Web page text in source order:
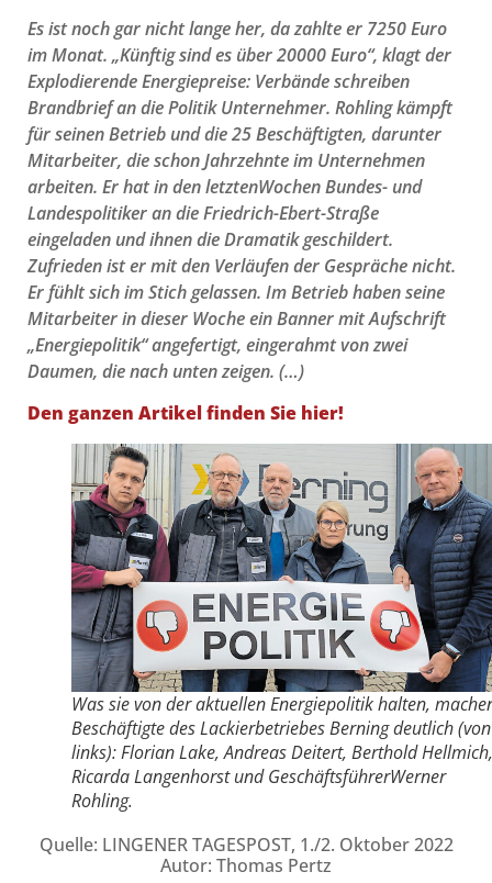
Es ist noch gar nicht lange her, da zahlte er 7250 Euro
im Monat. „Künftig sind es über 20000 Euro“, klagt der
Explodierende Energiepreise: Verbände schreiben
Brandbrief an die Politik Unternehmer. Rohling kämpft
für seinen Betrieb und die 25 Beschäftigten, darunter
Mitarbeiter, die schon Jahrzehnte im Unternehmen
arbeiten. Er hat in den letztenWochen Bundes- und
Landespolitiker an die Friedrich-Ebert-Straße
eingeladen und ihnen die Dramatik geschildert.
Zufrieden ist er mit den Verläufen der Gespräche nicht.
Er fühlt sich im Stich gelassen. Im Betrieb haben seine
Mitarbeiter in dieser Woche ein Banner mit Aufschrift
„Energiepolitik“ angefertigt, eingerahmt von zwei
Daumen, die nach unten zeigen. (…)
Den ganzen Artikel finden Sie hier!
Was sie von der aktuellen Energiepolitik halten,
Beschäftigte des Lackierbetriebes Berning deutlich (von
links): Florian Lake, Andreas Deitert, Berthold Hellmich,
Ricarda Langenhorst und GeschäftsführerWerner
Rohling.
Quelle: LINGENER TAGESPOST, 1./2. Oktober 2022
Autor: Thomas Pertz